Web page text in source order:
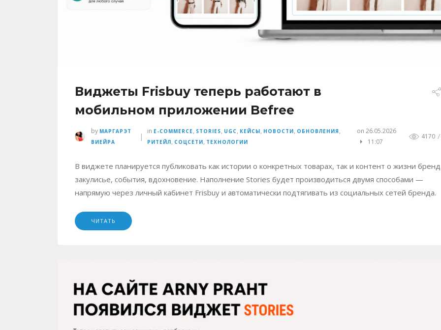
Виджеты Frisbuy теперь работают в
мобильном приложении Befree
by МАРГАРЭТ
ВИЕЙРА
|
in E-COMMERCE, STORIES, UGC , КЕЙСЫ, НОВОСТИ, ОБНОВЛЕНИЯ ,
РИТЕЙЛ, СОЦСЕТИ, ТЕХНОЛОГИИ
on 26.05.2026
11:07
4170 /
В виджете планируется публиковать как истории о конкретных товарах, так и контент о жизни
закулисье, события, вдохновение. Наполнение Stories будет производиться двумя способами —
напрямую через личный кабинет Frisbuy и автоматически подтягивать из социальных сетей бренда.
ЧИТАТЬ